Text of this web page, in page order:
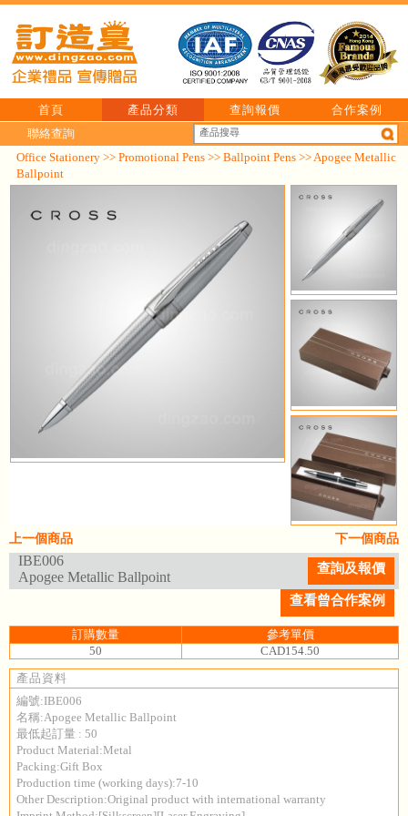
首頁 產品分類 查詢報價
合作案例
聯絡查詢
Office Stationery >> Promotional Pens >> Ballpoint Pens >> Apogee Metallic
Ballpoint
下一個商品
上一個商品
IBE006
Apogee Metallic Ballpoint
查詢及報價
查看曾合作案例
訂購數量
參考單價
50
CAD154.50
產品資料
編號:IBE006
名稱:Apogee Metallic Ballpoint
最低起訂量 : 50
Product Material:Metal
Packing:Gift Box
Production time (working days):7-10
Other Description:Original product with international warranty